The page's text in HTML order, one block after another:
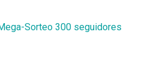
Sorteo 300 seguidores